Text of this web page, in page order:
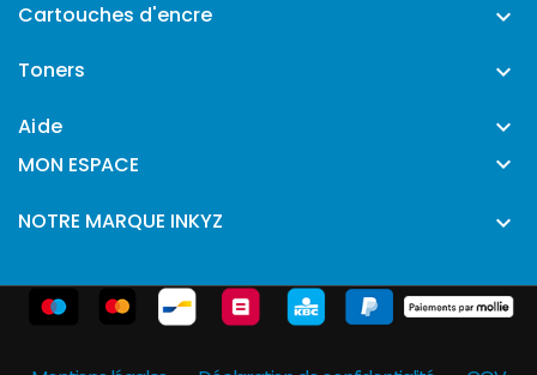
Cartouches d'encre 
Toners 
Aide 
MON ESPACE 
NOTRE MARQUE INKYZ 